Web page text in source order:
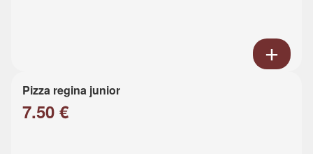
Pizza regina junior
7.50 €